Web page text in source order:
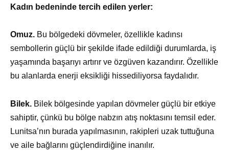
Kadın bedeninde tercih edilen yerler:
Omuz. Bu bölgedeki dövmeler, özellikle kadınsı
sembollerin güçlü bir şekilde ifade edildiği durumlarda, iş
yaşamında başarıyı artırır ve özgüven kazandırır. Özellikle
bu alanlarda enerji eksikliği hissediliyorsa faydalıdır.
Bilek. Bilek bölgesinde yapılan dövmeler güçlü bir etkiye
sahiptir, çünkü bu bölge nabzın atış noktasını temsil eder.
Lunitsa’nın burada yapılmasının, rakipleri uzak tuttuğuna
ve aile bağlarını güçlendirdiğine inanılır.